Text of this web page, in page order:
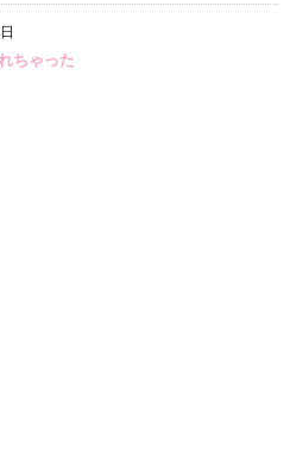
ちゃった